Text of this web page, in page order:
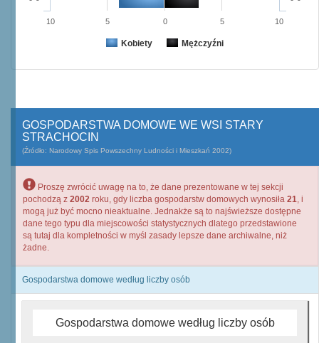
Kobiety Mężczyźni
10 5 0 5 10
GOSPODARSTWA DOMOWE WE WSI STARY
STRACHOCIN
(Źródło: Narodowy Spis Powszechny Ludności i Mieszkań 2002)
Proszę zwrócić uwagę na to, że dane prezentowane w tej sekcji
pochodzą z 2002 roku, gdy liczba gospodarstw domowych wynosiła 21, i
mogą już być mocno nieaktualne. Jednakże są to najświeższe dostępne
dane tego typu dla miejscowości statystycznych dlatego przedstawione
są tutaj dla kompletności w myśl zasady lepsze dane archiwalne, niż
żadne.
Gospodarstwa domowe według liczby osób
Gospodarstwa domowe według liczby osób